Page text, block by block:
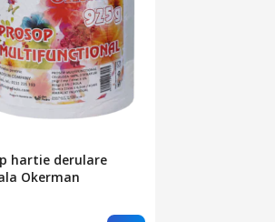
hartie derulare
Okerman